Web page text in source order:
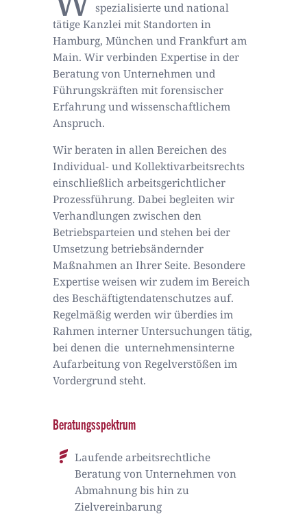
spezialisierte und national
tätige Kanzlei mit Standorten in
Hamburg, München und Frankfurt am
Main. Wir verbinden Expertise in der
Beratung von Unternehmen und
Führungskräften mit forensischer
Erfahrung und wissenschaftlichem
Anspruch.
Wir beraten in allen Bereichen des
Individual- und Kollektivarbeitsrechts
einschließlich arbeitsgerichtlicher
Prozessführung. Dabei begleiten wir
Verhandlungen zwischen den
Betriebsparteien und stehen bei der
Umsetzung betriebsändernder
Maßnahmen an Ihrer Seite. Besondere
Expertise weisen wir zudem im Bereich
des Beschäftigtendatenschutzes auf.
Regelmäßig werden wir überdies im
Rahmen interner Untersuchungen tätig,
bei denen die unternehmensinterne
Aufarbeitung von Regelverstößen im
Vordergrund steht.
Beratungsspektrum
Laufende arbeitsrechtliche
Beratung von Unternehmen von
Abmahnung bis hin zu
Zielvereinbarung